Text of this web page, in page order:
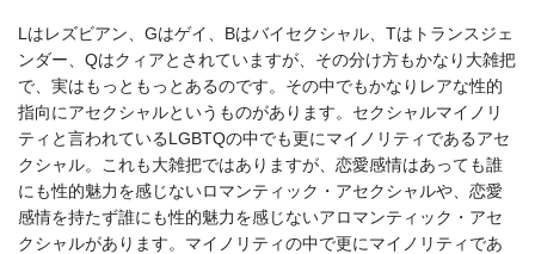
Lはレズビアン、Gはゲイ、Bはバイセクシャル、Tはトランスジェ
ンダー、Qはクィアとされていますが、その分け方もかなり大雑把
で、実はもっともっとあるのです。その中でもかなりレアな性的
指向にアセクシャルというものがあります。セクシャルマイノリ
ティと言われているLGBTQの中でも更にマイノリティであるアセ
クシャル。これも大雑把ではありますが、恋愛感情はあっても誰
にも性的魅力を感じないロマンティック・アセクシャルや、恋愛
感情を持たず誰にも性的魅力を感じないアロマンティック・アセ
クシャルがあります。マイノリティの中で更にマイノリティであ